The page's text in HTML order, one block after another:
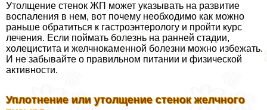
Утолщение стенок ЖП может указывать на развитие
воспаления в нем, вот почему необходимо как можно
раньше обратиться к гастроэнтерологу и пройти курс
лечения. Если поймать болезнь на ранней стадии,
холецистита и желчнокаменной болезни можно избежать.
И не забывайте о правильном питании и физической
активности.
Уплотнение или утолщение стенок желчного